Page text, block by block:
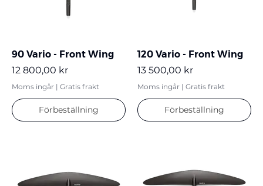
90 Vario - Front Wing
Pris
12 800,00 kr
Moms ingår | Gratis frakt
Förbeställning
120 Vario - Front Wing
Pris
13 500,00 kr
Moms ingår | Gratis frakt
Förbeställning